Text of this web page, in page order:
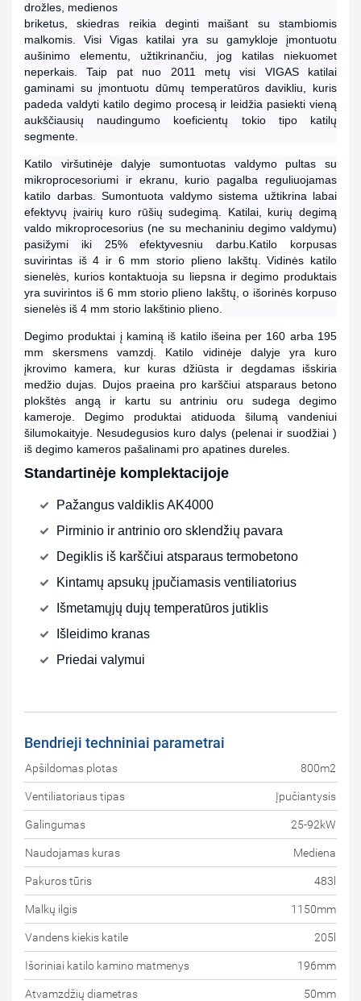
drožles, medienos
briketus, skiedras reikia deginti maišant su stambiomis
malkomis. Visi Vigas katilai yra su gamykloje įmontuotu
aušinimo elementu, užtikrinančiu, jog katilas niekuomet
neperkais. Taip pat nuo 2011 metų visi VIGAS katilai
gaminami su įmontuotu dūmų temperatūros davikliu, kuris
padeda valdyti katilo degimo procesą ir leidžia pasiekti vieną
aukščiausių naudingumo koeficientų tokio tipo katilų
segmente.
Katilo viršutinėje dalyje sumontuotas valdymo pultas su
mikroprocesoriumi ir ekranu, kurio pagalba reguliuojamas
katilo darbas. Sumontuota valdymo sistema užtikrina labai
efektyvų įvairių kuro rūšių sudegimą. Katilai, kurių degimą
valdo mikroprocesorius (ne su mechaniniu degimo valdymu)
pasižymi iki 25% efektyvesniu darbu. Katilo korpusas
suvirintas iš 4 ir 6 mm storio plieno lakštų. Vidinės katilo
sienelės, kurios kontaktuoja su liepsna ir degimo produktais
yra suvirintos iš 6 mm storio plieno lakštų, o išorinės korpuso
sienelės iš 4 mm storio lakštinio plieno.
Degimo produktai į kaminą iš katilo išeina per 160 arba 195
mm skersmens vamzdį. Katilo vidinėje dalyje yra kuro
įkrovimo kamera, kur kuras džiūsta ir degdamas išskiria
medžio dujas. Dujos praeina pro karščiui atsparaus betono
plokštės angą ir kartu su antriniu oru sudega degimo
kameroje. Degimo produktai atiduoda šilumą vandeniui
šilumokaityje. Nesudegusios kuro dalys (pelenai ir suodžiai )
iš degimo kameros pašalinami pro apatines dureles.
Standartinėje komplektacijoje
Pažangus valdiklis AK4000
Pirminio ir antrinio oro sklendžių pavara
Degiklis iš karščiui atsparaus termobetono
Kintamų apsukų įpučiamasis ventiliatorius
Išmetamųjų dujų temperatūros jutiklis
Išleidimo kranas
Priedai valymui
Bendrieji techniniai parametrai
Apšildomas plotas 800m2
Ventiliatoriaus tipas Įpučiantysis
Galingumas 25-92kW
Naudojamas kuras Mediena
Pakuros tūris 483l
Malkų ilgis 1150mm
Vandens kiekis katile 205l
Išoriniai katilo kamino matmenys 196mm
Atvamzdžių diametras 50mm